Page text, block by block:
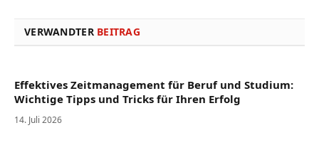
VERWANDTER BEITRAG
Effektives Zeitmanagement für Beruf und Studium:
Wichtige Tipps und Tricks für Ihren Erfolg
14. Juli 2026